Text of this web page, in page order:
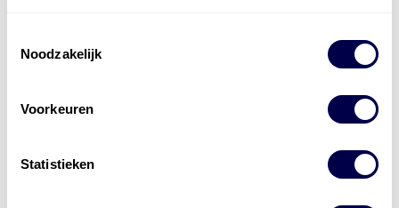
Noodzakelijk
Voorkeuren
Statistieken